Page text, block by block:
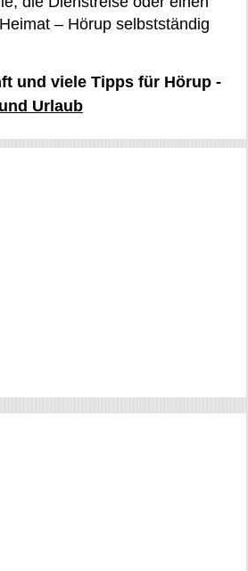
– Hörup selbstständig
und viele Tipps für Hörup -
Urlaub